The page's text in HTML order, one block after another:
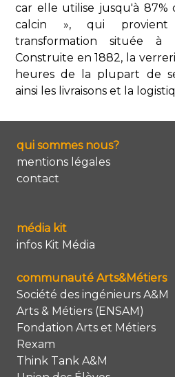
car elle utilise jusqu'à 87%
calcin », qui
transformation située
Construite en 1882, la
heures de la plupart de
ainsi les livraisons et la
qui sommes nous?
mentions légales
contact
média kit
infos Kit Média
communauté Arts&Métiers
Société des ingénieurs A&M
Arts & Métiers (ENSAM)
Fondation Arts et Métiers
Rexam
Think Tank A&M